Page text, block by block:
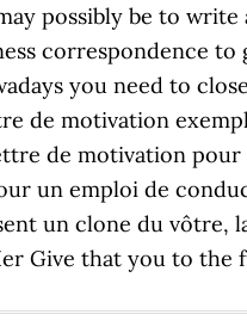
possibly be to write
correspondence to
you need to
de motivation
de motivation pour
un emploi de
un clone du vôtre,
Give that you to the